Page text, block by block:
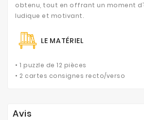
obtenu, tout en offrant un moment
ludique et motivant.
LE MATÉRIEL
• 1 puzzle de 12 pièces
• 2 cartes consignes recto/verso
Avis